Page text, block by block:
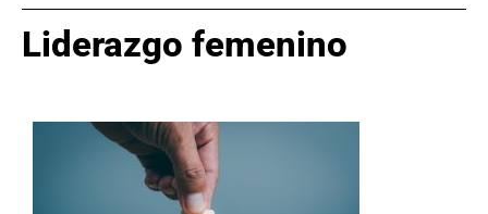
Liderazgo femenino